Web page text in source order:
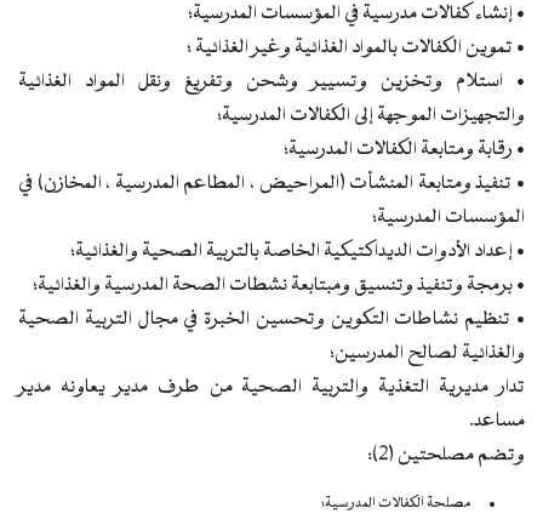
• إنشاء كفالات مدرسية في المؤسسات المدرسية؛
• تموين الكفالات بالمواد الغذائية وغير الغذائية ؛
• استلام وتخزين وتسيير وشحن وتفريغ ونقل المواد الغذائية
والتجهيزات الموجهة إلى الكفالات المدرسية؛
• رقابة ومتابعة الكفالات المدرسية؛
• تنفيذ ومتابعة المنشأت (المراحيض ، المطاعم المدرسية ، المخازن) في
المؤسسات المدرسية؛
• إعداد الأدوات الديداكتيكية الخاصة بالتربية الصحية والغذائية؛
• برمجة وتنفيذ وتنسيق ومبتابعة نشطات الصحة المدرسية والغذائية؛
• تنظيم نشاطات التكوين وتحسين الخبرة في مجال التربية الصحية
والغذائية لصالح المدرسين؛
تدار مديرية التغذية والتربية الصحية من طرف مدير يعاونه مدير
مساعد.
وتضم مصلحتين (2):
مصلحة الكفالات المدرسية؛